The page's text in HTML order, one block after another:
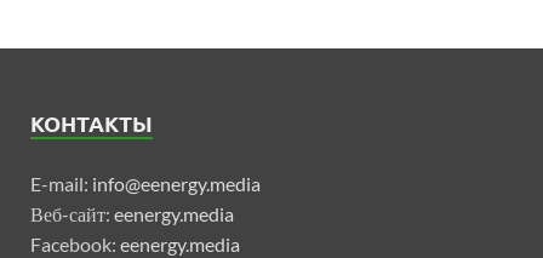
КОНТАКТЫ
E-mail: info@eenergy.media
Веб-сайт: eenergy.media
Facebook: eenergy.media